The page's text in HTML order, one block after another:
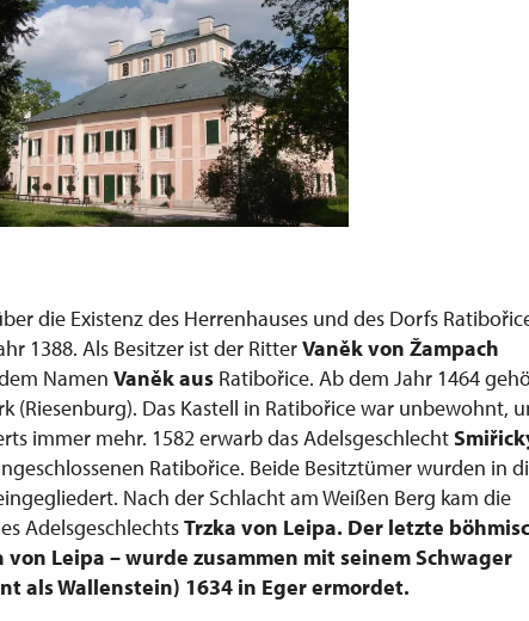
die Existenz des Herrenhauses und des Dorfs
1388. Als Besitzer ist der RitterVaněk von Žampach
Namen Vaněk aus Ratibořice. Ab dem Jahr 1464
(Riesenburg). Das Kastell in Ratibořice war unbewohnt,
immer mehr. 1582 erwarb das Adelsgeschlecht
Ratibořice. Beide Besitztümer wurden in
Nach der Schlacht am Weißen Berg kam die
AdelsgeschlechtsTrzka von Leipa. Der letzte
von Leipa – wurde zusammen mit seinem Schwager
als Wallenstein) 1634 in Eger ermordet.